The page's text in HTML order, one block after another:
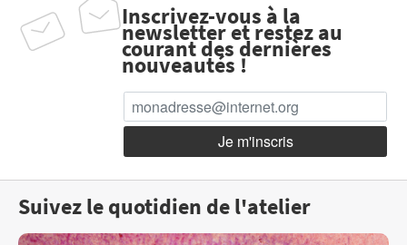
Inscrivez-vous à la
newsletter et restez au
courant des dernières
nouveautés !
Suivez le quotidien de l'atelier